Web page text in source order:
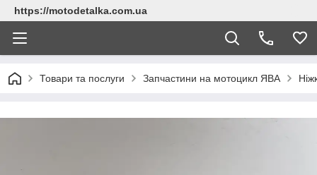
https://motodetalka.com.ua
Товари та послуги Запчастини на мотоцикл ЯВА